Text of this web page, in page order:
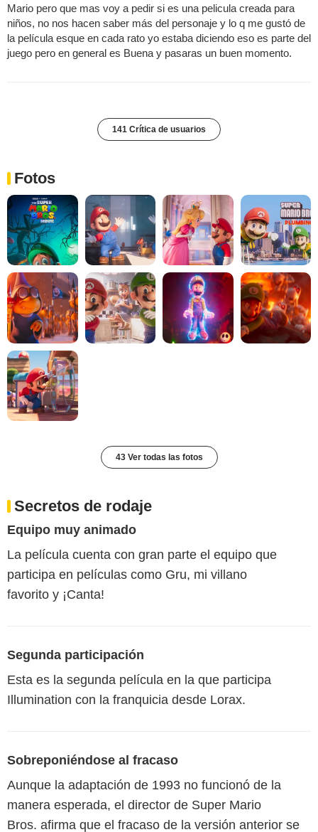
Mario pero que mas voy a pedir si es una pelicula creada para
niños, no nos hacen saber más del personaje y lo q me gustó de
la película esque en cada rato yo estaba diciendo eso es parte del
juego pero en general es Buena y pasaras un buen momento.
141 Crítica de usuarios
Fotos
43 Ver todas las fotos
Secretos de rodaje
Equipo muy animado
La película cuenta con gran parte el equipo que
participa en películas como Gru, mi villano
favorito y ¡Canta!
Segunda participación
Esta es la segunda película en la que participa
Illumination con la franquicia desde Lorax.
Sobreponiéndose al fracaso
Aunque la adaptación de 1993 no funcionó de la
manera esperada, el director de Super Mario
Bros. afirma que el fracaso de la versión anterior se